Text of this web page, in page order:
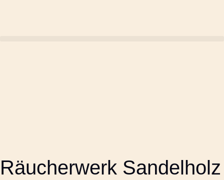
Räucherwerk Sandelholz